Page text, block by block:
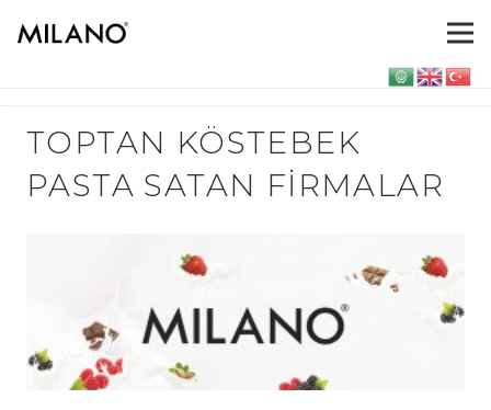
TOPTAN KÖSTEBEK
PASTA SATAN FIRMALAR